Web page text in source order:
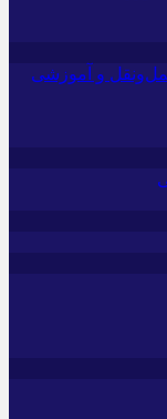
و آموزشی